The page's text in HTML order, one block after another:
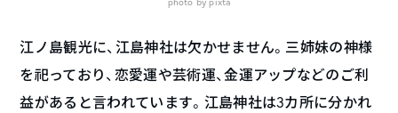
江ノ島観光に、江島神社は欠かせません。三姉妹の神様
を祀っており、恋愛運や芸術運、金運アップなどのご利
益があると言われています。江島神社は3カ所に分かれ